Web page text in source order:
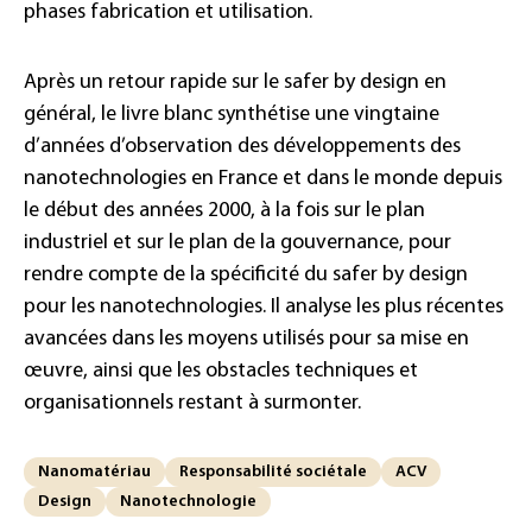
phases fabrication et utilisation.
Après un retour rapide sur le safer by design en
général, le livre blanc synthétise une vingtaine
d’années d’observation des développements des
nanotechnologies en France et dans le monde depuis
le début des années 2000, à la fois sur le plan
industriel et sur le plan de la gouvernance, pour
rendre compte de la spécificité du safer by design
pour les nanotechnologies. Il analyse les plus récentes
avancées dans les moyens utilisés pour sa mise en
œuvre, ainsi que les obstacles techniques et
organisationnels restant à surmonter.
Nanomatériau Responsabilité sociétale
ACV
Design
Nanotechnologie